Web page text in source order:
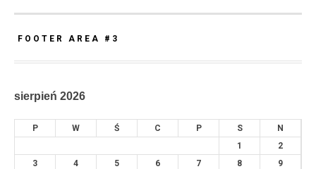
FOOTER AREA #3
sierpień 2026
P W Ś C P S
N
1
2
3
4 5 6 7 8
9